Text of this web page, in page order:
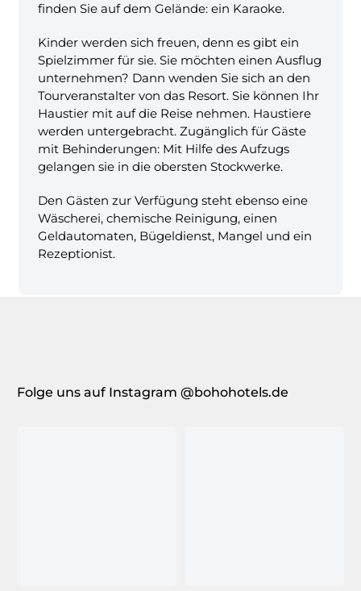
finden Sie auf dem Gelände: ein Karaoke.
Kinder werden sich freuen, denn es gibt ein
Spielzimmer für sie. Sie möchten einen Ausflug
unternehmen? Dann wenden Sie sich an den
Tourveranstalter von das Resort. Sie können Ihr
Haustier mit auf die Reise nehmen. Haustiere
werden untergebracht. Zugänglich für Gäste
mit Behinderungen: Mit Hilfe des Aufzugs
gelangen sie in die obersten Stockwerke.
Den Gästen zur Verfügung steht ebenso eine
Wäscherei, chemische Reinigung, einen
Geldautomaten, Bügeldienst, Mangel und ein
Rezeptionist.
Folge uns auf Instagram @bohohotels.de